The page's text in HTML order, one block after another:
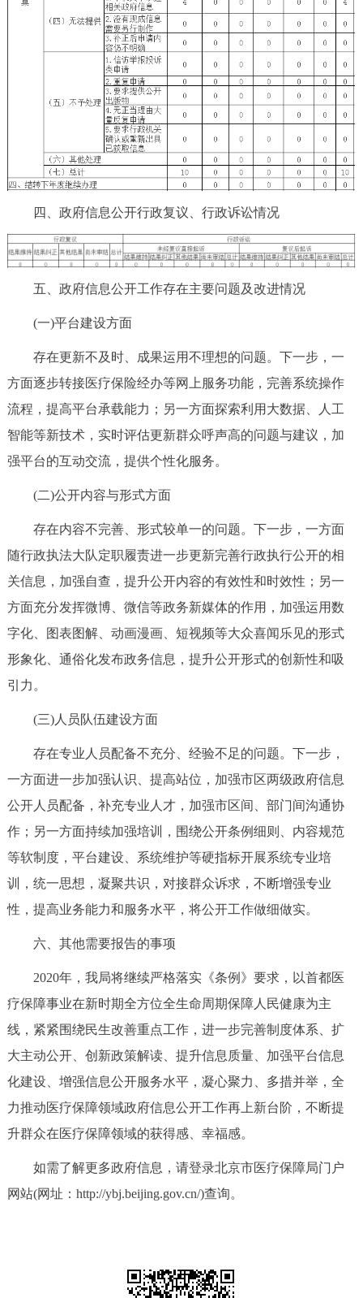
四、政府信息公开行政复议、行政诉讼情况
五、政府信息公开工作存在主要问题及改进情况
(一)平台建设方面
存在更新不及时、成果运用不理想的问题。下一步，一
方面逐步转接医疗保险经办等网上服务功能，完善系统操作
流程，提高平台承载能力；另一方面探索利用大数据、人工
智能等新技术，实时评估更新群众呼声高的问题与建议，加
强平台的互动交流，提供个性化服务。
(二)公开内容与形式方面
存在内容不完善、形式较单一的问题。下一步，一方面
随行政执法大队定职履责进一步更新完善行政执行公开的相
关信息，加强自查，提升公开内容的有效性和时效性；另一
方面充分发挥微博、微信等政务新媒体的作用，加强运用数
字化、图表图解、动画漫画、短视频等大众喜闻乐见的形式
形象化、通俗化发布政务信息，提升公开形式的创新性和吸
引力。
(三)人员队伍建设方面
存在专业人员配备不充分、经验不足的问题。下一步，
一方面进一步加强认识、提高站位，加强市区两级政府信息
公开人员配备，补充专业人才，加强市区间、部门间沟通协
作；另一方面持续加强培训，围绕公开条例细则、内容规范
等软制度，平台建设、系统维护等硬指标开展系统专业培
训，统一思想，凝聚共识，对接群众诉求，不断增强专业
性，提高业务能力和服务水平，将公开工作做细做实。
六、其他需要报告的事项
2020年，我局将继续严格落实《条例》要求，以首都医
疗保障事业在新时期全方位全生命周期保障人民健康为主
线，紧紧围绕民生改善重点工作，进一步完善制度体系、扩
大主动公开、创新政策解读、提升信息质量、加强平台信息
化建设、增强信息公开服务水平，凝心聚力、多措并举，全
力推动医疗保障领域政府信息公开工作再上新台阶，不断提
升群众在医疗保障领域的获得感、幸福感。
如需了解更多政府信息，请登录北京市医疗保障局门户
网站(网址：http://ybj.beijing.gov.cn/)查询。